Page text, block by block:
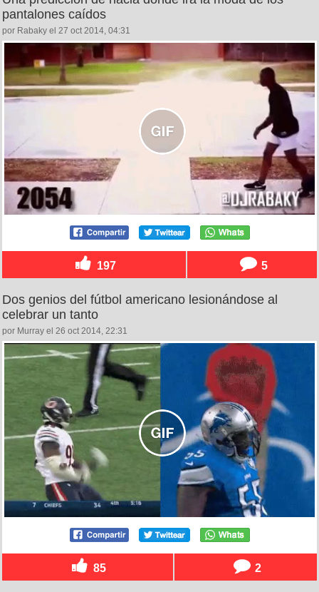
pantalones caídos
por Rabaky el 27 oct 2014, 04:31
197 5
Dos genios del fútbol americano lesionándose al
celebrar un tanto
por Murray el 26 oct 2014, 22:31
85 2